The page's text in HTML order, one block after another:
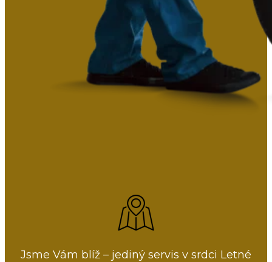
Jsme Vám blíž – jediný servis v srdci Letné